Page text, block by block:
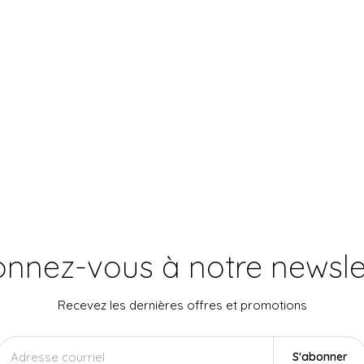
vous à notre
Recevez les dernières offres et promotions
S'abonner